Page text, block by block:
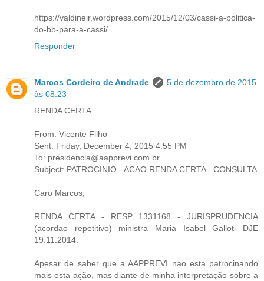
https://valdineir.wordpress.com/2015/12/03/cassi-a-politica-
do-bb-para-a-cassi/
Responder
Marcos Cordeiro de Andrade
5 de dezembro de 2015
às 08:23
RENDA CERTA
From: Vicente Filho
Sent: Friday, December 4, 2015 4:55 PM
To: presidencia@aapprevi.com.br
Subject: PATROCINIO - ACAO RENDA CERTA - CONSULTA
Caro Marcos,
RENDA CERTA - RESP 1331168 - JURISPRUDENCIA
(acordao repetitivo) ministra Maria Isabel Galloti DJE
19.11.2014.
Apesar de saber que a AAPPREVI nao esta patrocinando
mais esta ação, mas diante de minha interpretação sobre a